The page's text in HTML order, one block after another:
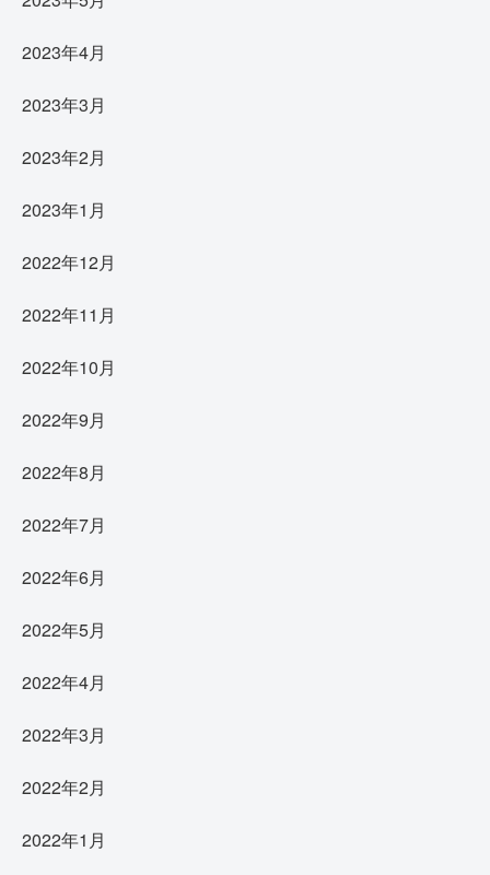
2023年4月
2023年3月
2023年2月
2023年1月
2022年12月
2022年11月
2022年10月
2022年9月
2022年8月
2022年7月
2022年6月
2022年5月
2022年4月
2022年3月
2022年2月
2022年1月